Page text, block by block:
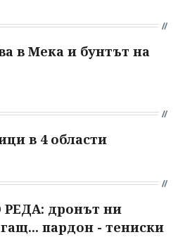
в Мека и бунтът на
в 4 области
дронът ни
пардон - тениски